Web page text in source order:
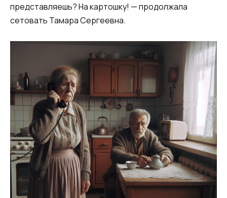
представляешь? На картошку! — продолжала
сетовать Тамара Сергеевна.